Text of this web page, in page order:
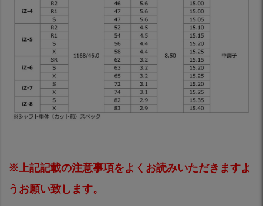
※上記記載の注意事項をよくお読みいただきますよ
うお願い致します。